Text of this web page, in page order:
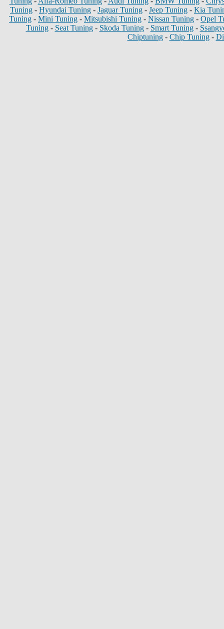
Tuning - Hyundai Tuning - Jaguar Tuning - Jeep Tuning - Kia
Tuning - Mini Tuning - Mitsubishi Tuning - Nissan Tuning - Opel
Tuning- Seat Tuning- Skoda Tuning- Smart Tuning-
Chiptuning- Chip Tuning-